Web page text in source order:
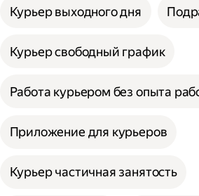
Курьер выходного дня
Курьер свободный график
Работа курьером без опыта
Приложение для курьеров
Курьер частичная занятость